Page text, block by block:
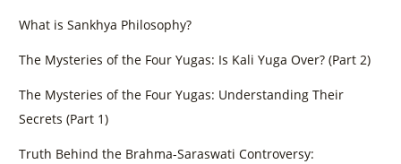
What is Sankhya Philosophy?
The Mysteries of the Four Yugas: Is Kali Yuga Over? (Part 2)
The Mysteries of the Four Yugas: Understanding Their
Secrets (Part 1)
Truth Behind the Brahma-Saraswati Controversy: